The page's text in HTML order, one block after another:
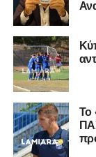
Ο 24χρονος
27/06/2002)
στη Γ’ Εθνική
αγωνίστηκε
της Serie D
Cilento και
ποδοσφαιρική
Τον
Το